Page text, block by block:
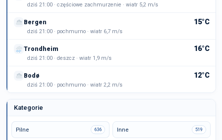
dziś 21:00 · częściowe zachmurzenie · wiatr 5,2 m/s
Bergen 15°C
dziś 21:00 · pochmurno · wiatr 6,7 m/s
Trondheim 16°C
dziś 21:00 · deszcz · wiatr 1,9 m/s
Bodø 12°C
dziś 21:00 · pochmurno · wiatr 2,2 m/s
Kategorie
Pilne 636 Inne 519